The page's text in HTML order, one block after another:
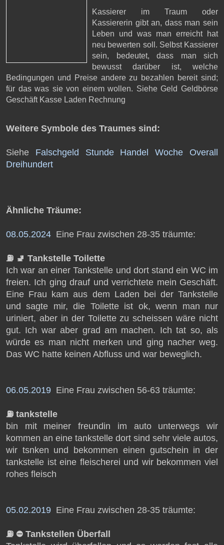
Kassierer im Traum oder
Kassiererin gibt an, dass man sein
Leben und was man erreicht hat
neu bewerten soll. Selbst Kassierer
sein, bedeutet, dass man sich
bewusst darüber ist, welche
Bedingungen und Preise andere zu bezahlen bereit sind;
für das was sie von einem wollen. Siehe Geld Geldbörse
Geschäft Kasse Laden Rechnung
Weitere Symbole des Traumes sind:
Siehe Falschgeld Stunde Handel Woche
Overall
Dreihundert
Ähnliche Träume:
08.05.2024 Eine Frau zwischen 28-35 träumte:
⛽️ 🚽 Tankstelle Toilette
Ich war an einer Tankstelle und dort stand ein WC im
freien. Ich ging drauf und verrichtete mein Geschäft.
Eine Frau kam aus dem Laden bei der Tankstelle
und sagte mir, die Toilette ist ok, wenn man nur
uriniert, aber in der Toilette zu scheissen wäre nicht
gut. Ich war aber grad am machen. Ich tat so, als
würde es man nicht merken und ging nacher weg.
Das WC hatte keinen Abfluss und war beweglich.
06.05.2019 Eine Frau zwischen 56-63 träumte:
⛽️ tankstelle
bin mit meiner freundin im auto unterwegs wir
kommen an eine tankstelle dort sind sehr viele autos,
wir tsnken und bekommen einen gutschein in der
tankstelle ist eine fleischerei und wir bekommen viel
rohes fleisch
05.02.2019 Eine Frau zwischen 28-35 träumte:
⛽️ ⛔ Tankstellen Überfall